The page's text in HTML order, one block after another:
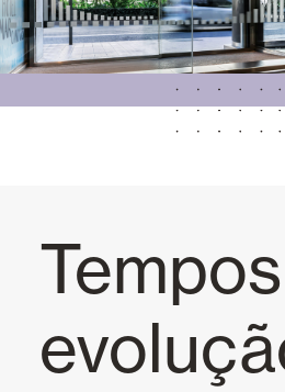
Cortinas de Vidro
Alicantinas e Cortinas exteriores
Portas Automáticas
Portas Automáticas de Cristal